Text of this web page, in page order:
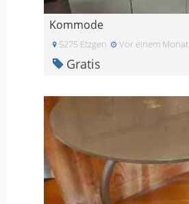
Kommode
5275 Etzgen Vor einem Monat
Gratis